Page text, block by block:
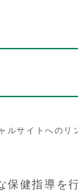
ルサイトへのリ
健指導を